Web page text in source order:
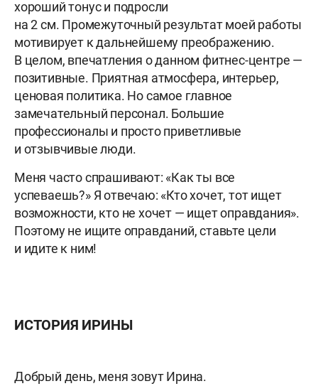
хороший тонус и подросли
на 2 см. Промежуточный результат моей работы
мотивирует к дальнейшему преображению.
В целом, впечатления о данном фитнес-центре —
позитивные. Приятная атмосфера, интерьер,
ценовая политика. Но самое главное
замечательный персонал. Большие
профессионалы и просто приветливые
и отзывчивые люди.
Меня часто спрашивают: «Как ты все
успеваешь?» Я отвечаю: «Кто хочет, тот ищет
возможности, кто не хочет — ищет оправдания».
Поэтому не ищите оправданий, ставьте цели
и идите к ним!
ИСТОРИЯ ИРИНЫ
Добрый день, меня зовут Ирина.